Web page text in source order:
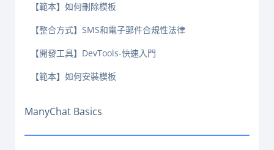
【範本】如何刪除模板
【整合方式】SMS和電子郵件合規性法律
【開發工具】DevTools-快速入門
【範本】如何安裝模板
ManyChat Basics